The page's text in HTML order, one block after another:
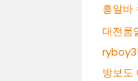
흥알바
대전룸
방보도